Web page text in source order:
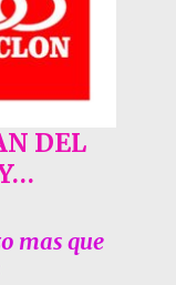
DEL
mas que